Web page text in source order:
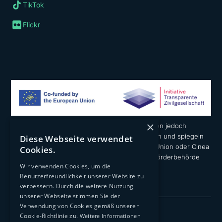
TikTok
Flickr
Die geäußerten Ansichten und Meinungen liegen jedoch
ausschließlich in der Verantwortung der Autoren und spiegeln
nicht notwendigerweise die der Europäischen Union oder Cinea
wider. Weder die Europäische Union noch die Förderbehörde
können dafür verantwortlich gemacht werden.
Impressum
×
Diese Webseite verwendet
Cookies.
Wir verwenden Cookies, um die
Benutzerfreundlichkeit unserer Website zu
verbessern. Durch die weitere Nutzung
unserer Webseite stimmen Sie der
Verwendung von Cookies gemäß unserer
Cookie-Richtlinie zu. Weitere Informationen